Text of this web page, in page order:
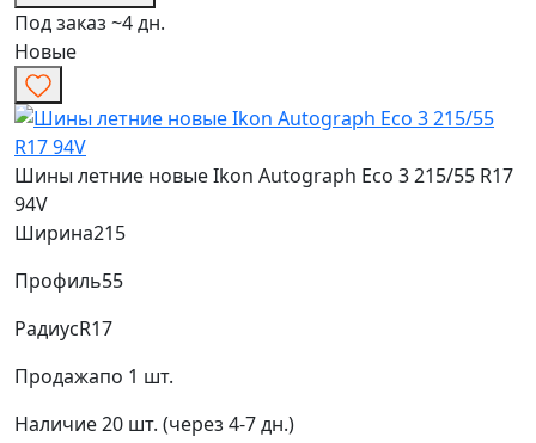
Под заказ ~4 дн.
Новые
Шины летние новые Ikon Autograph Eco 3 215/55 R17
94V
Ширина215
Профиль55
РадиусR17
Продажапо 1 шт.
Наличие20 шт. (через 4-7 дн.)